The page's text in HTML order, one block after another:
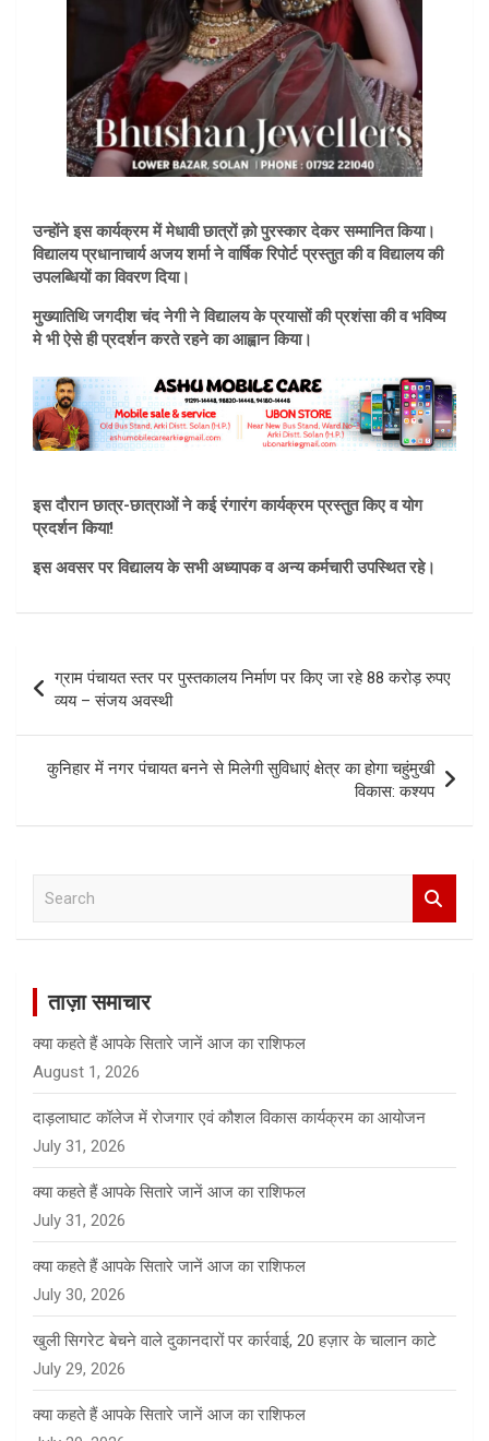
उन्होंने इस कार्यक्रम में मेधावी छात्रों क़ो पुरस्कार देकर सम्मानित किया।
विद्यालय प्रधानाचार्य अजय शर्मा ने वार्षिक रिपोर्ट प्रस्तुत की व विद्यालय की
उपलब्धियों का विवरण दिया।
मुख्यातिथि जगदीश चंद नेगी ने विद्यालय के प्रयासों की प्रशंसा की व भविष्य
मे भी ऐसे ही प्रदर्शन करते रहने का आह्वान किया।
इस दौरान छात्र-छात्राओं ने कई रंगारंग कार्यक्रम प्रस्तुत किए व योग
प्रदर्शन किया!
इस अवसर पर विद्यालय के सभी अध्यापक व अन्य कर्मचारी उपस्थित रहे।
navigation
ग्राम पंचायत स्तर पर पुस्तकालय निर्माण पर किए जा रहे 88 करोड़ रुपए
व्यय – संजय अवस्थी
कुनिहार में नगर पंचायत बनने से मिलेगी सुविधाएं क्षेत्र का होगा चहुंमुखी
विकास: कश्यप
ताज़ा समाचार
क्या कहते हैं आपके सितारे जानें आज का राशिफल
August 1, 2026
दाड़लाघाट कॉलेज में रोजगार एवं कौशल विकास कार्यक्रम का आयोजन
July 31, 2026
क्या कहते हैं आपके सितारे जानें आज का राशिफल
July 31, 2026
क्या कहते हैं आपके सितारे जानें आज का राशिफल
July 30, 2026
खुली सिगरेट बेचने वाले दुकानदारों पर कार्रवाई, 20 हज़ार के चालान काटे
July 29, 2026
क्या कहते हैं आपके सितारे जानें आज का राशिफल